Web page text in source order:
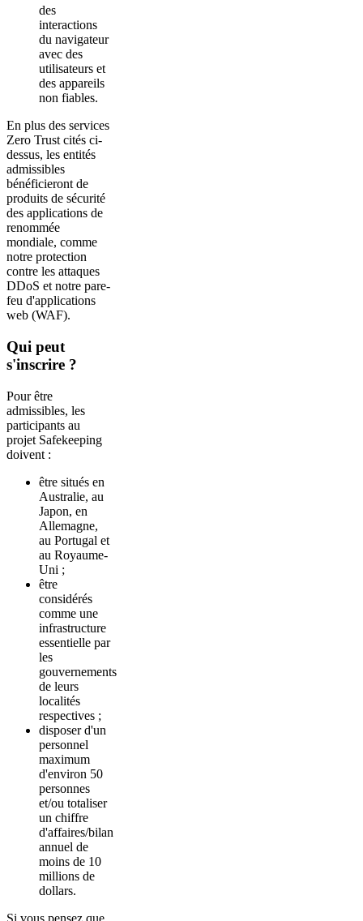
des
interactions
du navigateur
avec des
utilisateurs et
des appareils
non fiables.
En plus des services
Zero Trust cités ci-
dessus, les entités
admissibles
bénéficieront de
produits de sécurité
des applications de
renommée
mondiale, comme
notre protection
contre les attaques
DDoS et notre pare-
feu d'applications
web (WAF).
Qui peut
s'inscrire ?
Pour être
admissibles, les
participants au
projet Safekeeping
doivent :
être situés en
Australie, au
Japon, en
Allemagne,
au Portugal et
au Royaume-
Uni ;
être
considérés
comme une
infrastructure
essentielle par
les
gouvernements
de leurs
localités
respectives ;
disposer d'un
personnel
maximum
d'environ 50
personnes
et/ou totaliser
un chiffre
d'affaires/bilan
annuel de
moins de 10
millions de
dollars.
Si vous pensez que